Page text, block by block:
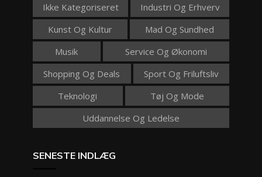
Ikke Kategoriseret
Industri Og Erhverv
Kunst Og Kultur
Mad Og Sundhed
Musik
Service Og Økonomi
Shopping Og Deals
Sport Og Friluftsliv
Teknologi
Tøj Og Mode
Uddannelse Og Ledelse
SENESTE INDLÆG